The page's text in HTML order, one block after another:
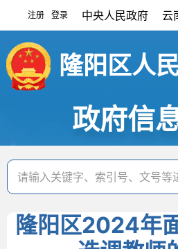
注册 登录 中央人民政府 云
隆阳区人
政府信
隆阳区2024年